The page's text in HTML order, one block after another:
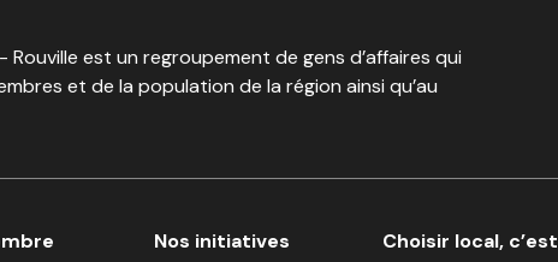
est un regroupement de gens d’affaires qui
et de la population de la région ainsi qu’au
Nos initiatives
Choisir local, c’est